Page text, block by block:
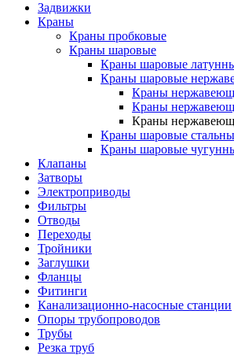
Задвижки
Краны
Краны пробковые
Краны шаровые
Краны шаровые
Краны шаровые
Краны
Краны
Краны
Краны шаровые
Краны шаровые
Клапаны
Затворы
Электроприводы
Фильтры
Отводы
Переходы
Тройники
Заглушки
Фланцы
Фитинги
Канализационно-насосные станции
Опоры трубопроводов
Трубы
Резка труб